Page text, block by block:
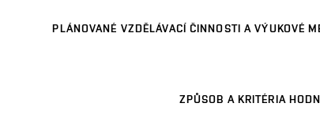
PLÁNOVANÉ VZDĚLÁVACÍ ČINNOSTI A VÝUKOVÉ
ZPŮSOB A KRITÉRIA